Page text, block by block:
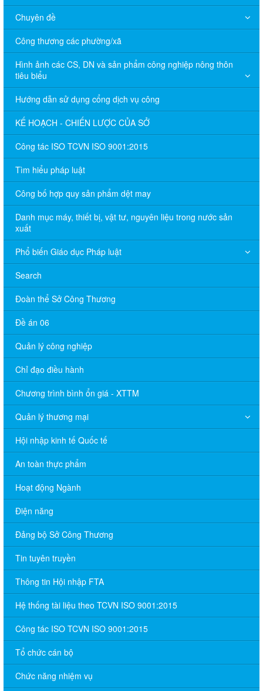
Chuyên đề
Công thương các phường/xã
Hình ảnh các CS, DN và sản phẩm công nghiệp nông thôn
tiêu biểu
Hướng dẫn sử dụng cổng dịch vụ công
KẾ HOẠCH - CHIẾN LƯỢC CỦA SỞ
Công tác ISO TCVN ISO 9001:2015
Tìm hiểu pháp luật
Công bố hợp quy sản phẩm dệt may
Danh mục máy, thiết bị, vật tư, nguyên liệu trong nước sản
xuất
Phổ biến Giáo dục Pháp luật
Search
Đoàn thể Sở Công Thương
Đề án 06
Quản lý công nghiệp
Chỉ đạo điều hành
Chương trình bình ổn giá - XTTM
Quản lý thương mại
Hội nhập kinh tế Quốc tế
An toàn thực phẩm
Hoạt động Ngành
Điện năng
Đảng bộ Sở Công Thương
Tin tuyên truyền
Thông tin Hội nhập FTA
Hệ thống tài liệu theo TCVN ISO 9001:2015
Công tác ISO TCVN ISO 9001:2015
Tổ chức cán bộ
Chức năng nhiệm vụ